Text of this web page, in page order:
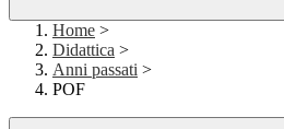
Home >
Didattica >
Anni passati >
POF